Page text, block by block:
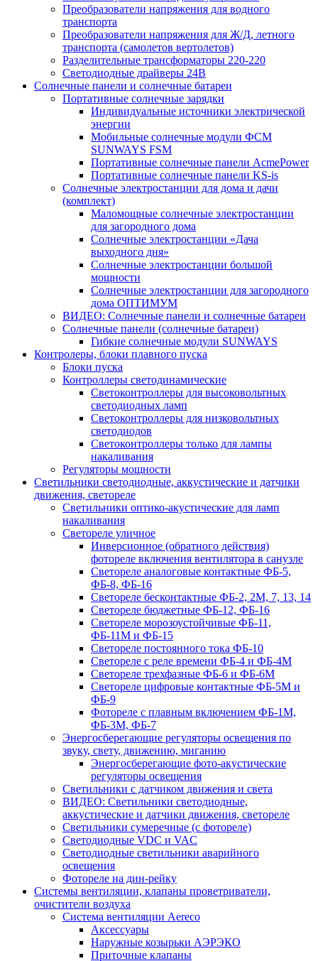
Преобразователи напряжения для водного
транспорта
Преобразователи напряжения для Ж/Д, летного
транспорта (самолетов вертолетов)
Разделительные трансформаторы 220-220
Светодиодные драйверы 24В
Солнечные панели и солнечные батареи
Портативные солнечные зарядки
Индивидуальные источники электрической
энергии
Мобильные солнечные модули ФСМ
SUNWAYS FSM
Портативные солнечные панели AcmePower
Портативные солнечные панели KS-is
Солнечные электростанции для дома и дачи
(комплект)
Маломощные солнечные электростанции
для загородного дома
Солнечные электростанции «Дача
выходного дня»
Солнечные электростанции большой
мощности
Солнечные электростанции для загородного
дома ОПТИМУМ
ВИДЕО: Солнечные панели и солнечные батареи
Солнечные панели (солнечные батареи)
Гибкие солнечные модули SUNWAYS
Контролеры, блоки плавного пуска
Блоки пуска
Контроллеры светодинамические
Светоконтроллеры для высоковольтных
светодиодных ламп
Светоконтроллеры для низковольтных
светодиодов
Светоконтроллеры только для лампы
накаливания
Регуляторы мощности
Светильники светодиодные, аккустические и датчики
движения, светореле
Светильники оптико-акустические для ламп
накаливания
Светореле уличное
Инверсионное (обратного действия)
фотореле включения вентилятора в санузле
Светореле аналоговые контактные ФБ-5,
ФБ-8, ФБ-16
Светореле бесконтактные ФБ-2, 2М, 7, 13, 14
Светореле бюджетные ФБ-12, ФБ-16
Светореле морозоустойчивые ФБ-11,
ФБ-11М и ФБ-15
Светореле постоянного тока ФБ-10
Светореле с реле времени ФБ-4 и ФБ-4М
Светореле трехфазные ФБ-6 и ФБ-6М
Светореле цифровые контактные ФБ-5М и
ФБ-9
Фотореле с плавным включением ФБ-1М,
ФБ-3М, ФБ-7
Энергосберегающие регуляторы освещения по
звуку, свету, движению, миганию
Энергосберегающие фото-акустические
регуляторы освещения
Светильники с датчиком движения и света
ВИДЕО: Светильники светодиодные,
аккустические и датчики движения, светореле
Светильники сумеречные (с фотореле)
Светодиодные VDC и VAC
Светодиодные светильники аварийного
освещения
Фотореле на дин-рейку
Системы вентиляции, клапаны проветриватели,
очистители воздуха
Система вентиляции Aereco
Аксессуары
Наружные козырьки АЭРЭКО
Приточные клапаны